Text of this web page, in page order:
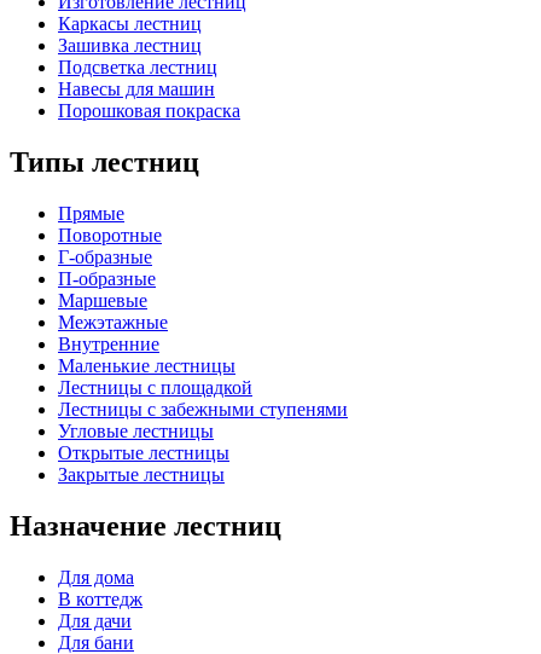
Каркасы лестниц
Зашивка лестниц
Подсветка лестниц
Навесы для машин
Порошковая покраска
Типы лестниц
Прямые
Поворотные
Г-образные
П-образные
Маршевые
Межэтажные
Внутренние
Маленькие лестницы
Лестницы с площадкой
Лестницы с забежными ступенями
Угловые лестницы
Открытые лестницы
Закрытые лестницы
Назначение лестниц
Для дома
В коттедж
Для дачи
Для бани